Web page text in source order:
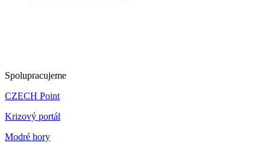
Spolupracujeme
CZECH Point
Krizový portál
Modré hory